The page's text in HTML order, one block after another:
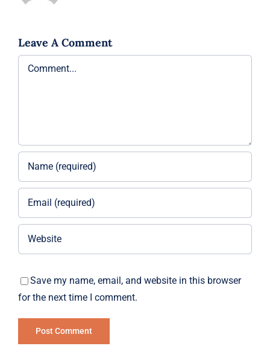
Leave A Comment
Comment
Save my name, email, and website in this browser
for the next time I comment.